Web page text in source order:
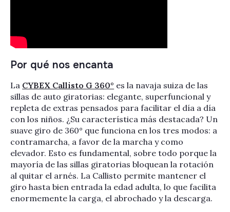
Por qué nos encanta
La CYBEX Callisto G 360° es la navaja suiza de las
sillas de auto giratorias: elegante, superfuncional y
repleta de extras pensados ​​para facilitar el día a día
con los niños. ¿Su característica más destacada? Un
suave giro de 360° que funciona en los tres modos: a
contramarcha, a favor de la marcha y como
elevador. Esto es fundamental, sobre todo porque la
mayoría de las sillas giratorias bloquean la rotación
al quitar el arnés. La Callisto permite mantener el
giro hasta bien entrada la edad adulta, lo que facilita
enormemente la carga, el abrochado y la descarga.